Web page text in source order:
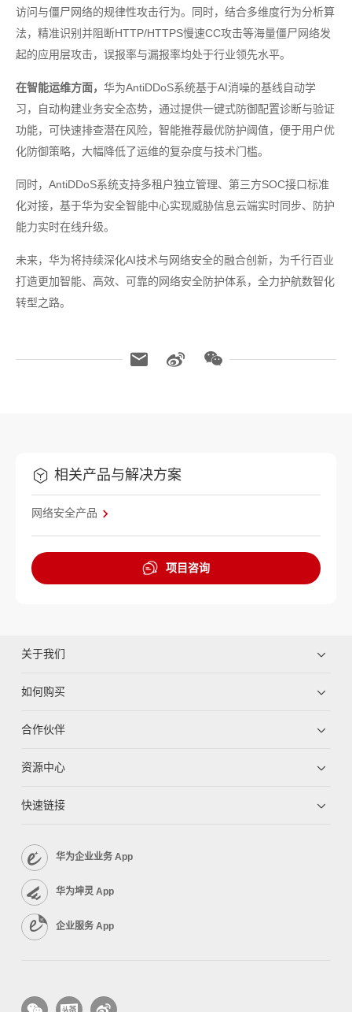
访问与僵尸网络的规律性攻击行为。同时，结合多维度行为分析算
法，精准识别并阻断HTTP/HTTPS慢速CC攻击等海量僵尸网络发
起的应用层攻击，误报率与漏报率均处于行业领先水平。
在智能运维方面， 华为AntiDDoS系统基于AI消噪的基线自动学
习，自动构建业务安全态势，通过提供一键式防御配置诊断与验证
功能，可快速排查潜在风险，智能推荐最优防护阈值，便于用户优
化防御策略，大幅降低了运维的复杂度与技术门槛。
同时，AntiDDoS系统支持多租户独立管理、第三方SOC接口标准
化对接，基于华为安全智能中心实现威胁信息云端实时同步、防护
能力实时在线升级。
未来，华为将持续深化AI技术与网络安全的融合创新，为千行百业
打造更加智能、高效、可靠的网络安全防护体系，全力护航数智化
转型之路。
相关产品与解决方案
网络安全产品
项目咨询
关于我们
如何购买
合作伙伴
资源中心
快速链接
华为企业业务 App
华为坤灵 App
企业服务 App